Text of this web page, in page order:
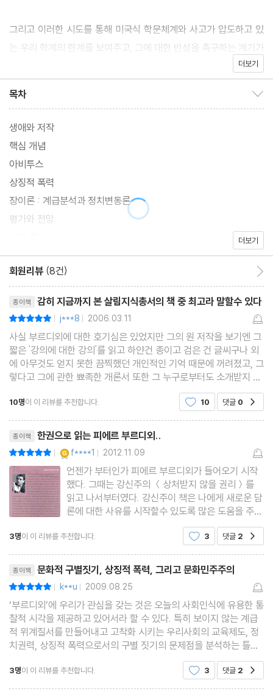
그리고 이러한 시도를 통해 미국식 학문체계와 사고가 압도하고 있
는 우리 학계의 한계를 보여주고, 그에 대한 반성을 촉구하는 계기가
되기를 기대했다. 그러면서 프랑스식 담론을 적극 수용하여 우리의
런 작업이 비교정치학이 담당해야 할 진정한 목표라고 생각했다.
더보기
목차
생애와 저작
핵심 개념
아비투스
상징적 폭력
장이론 : 계급분석과 정치변동론
평가와 전망
더보기
회원리뷰 (8건)
종이책 감히 지금까지 본 살림지식총서의 책 중 최고라 말할수 있다
| j***8 | 2006.03.11
사실 부르디외에 대한 호기심은 있었지만 그의 원 저작을 보기엔 그
짧은 '강의에 대한 강의'를 읽고 하얀건 종이고 검은 건 글씨구나 외
에 아무것도 얻지 못한 끔찍했던 개인적인 기억 때문에 꺼려졌고, 그
렇다고 그에 관한 뾰족한 개론서 또한 그 누구로부터도 소개받지 못
했던 나였기 때문에, 살림 지식총서 76번째 씨리즈로 부르디외와
관련된 책이 나오는 순간 주저없이 냉큼 샀던
10명이 이 리뷰를 추천합니다. 10 댓글 0
종이책 한권으로 읽는 피에르 부르디외..
| f****1 | 2012.11.09
언젠가 부터인가 피에르 부르디외가 들어오기 시작
했다. 그때는 강신주의 ＜상처받지 않을 권리＞를
읽고 나서부터였다. 강신주이 책은 나에게 새로운 담
론에 대한 사유를 시작할수 있도록 많은 도움을 주었
다. 철학이라는 것이 거리를 두고 사유할수 있는 정
의를 내려주었고 당연하다고 생각되는 것들을 근본
그중에 새롭게 사유해
3명이 이 리뷰를 추천합니다. 3 댓글 2
종이책 문화적 구별짓기, 상징적 폭력, 그리고 문화민주주의
| k**u | 2009.08.25
‘부르디외’에 우리가 관심을 갖는 것은 오늘의 사회인식에 유용한 통
찰적 시각을 제공하고 있어서라 할 수 있다. 특히 보이지 않는 계급
적 위계질서를 만들어내고 고착화 시키는 우리사회의 교육제도, 정
치권력, 상징적 폭력으로서의 구별 짓기의 문제점을 분석하는 틀로
서 모범적인 사례가 될 수 있기에 더욱 그러하다. 난해한 부르디외의
연구를 직접 접하기에는 많은 어려움이 있다
3명이 이 리뷰를 추천합니다. 3 댓글 2